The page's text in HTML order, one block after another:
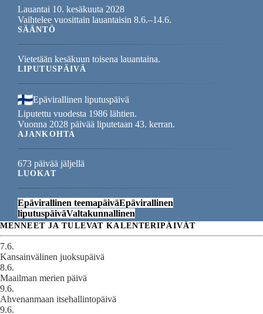
Lauantai 10. kesäkuuta 2028
Vaihtelee vuosittain lauantaisin 8.6.–14.6.
SÄÄNTÖ
Vietetään kesäkuun toisena lauantaina.
LIPUTUSPÄIVÄ
Epävirallinen liputuspäivä
Liputettu vuodesta 1986 lähtien.
Vuonna 2028 päivää liputetaan 43. kerran.
AJANKOHTA
673 päivää jäljellä
LUOKAT
Epävirallinen teemapäiväEpävirallinen
liputuspäiväValtakunnallinen
MENNEET JA TULEVAT KALENTERIPÄIVÄT
7.6.
Kansainvälinen juoksupäivä
8.6.
Maailman merien päivä
9.6.
Ahvenanmaan itsehallintopäivä
9.6.